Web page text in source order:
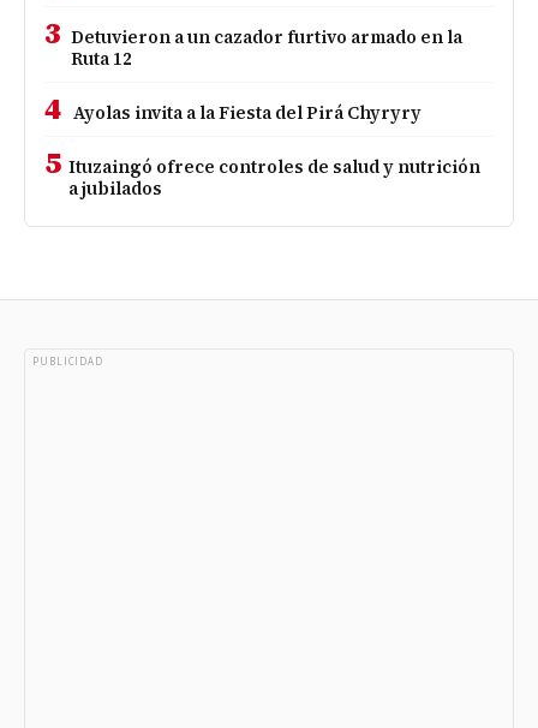
3 Detuvieron a un cazador furtivo armado en la
Ruta 12
4 Ayolas invita a la Fiesta del Pirá Chyryry
5 Ituzaingó ofrece controles de salud y nutrición
a jubilados
PUBLICIDAD